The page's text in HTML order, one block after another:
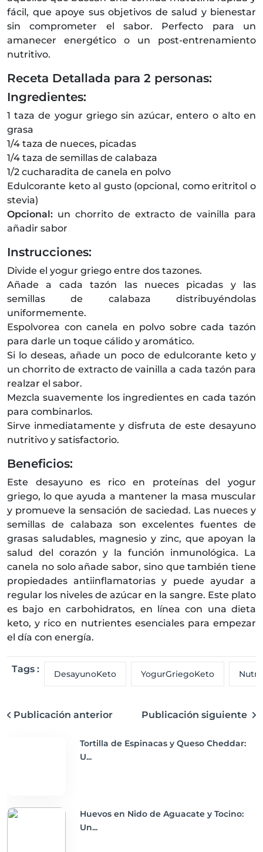
fácil, que apoye sus objetivos de salud y bienestar
sin comprometer el sabor. Perfecto para un
amanecer energético o un post-entrenamiento
nutritivo.
Receta Detallada para 2 personas:
Ingredientes:
1 taza de yogur griego sin azúcar, entero o alto en
grasa
1/4 taza de nueces, picadas
1/4 taza de semillas de calabaza
1/2 cucharadita de canela en polvo
Edulcorante keto al gusto (opcional, como eritritol o
stevia)
Opcional: un chorrito de extracto de vainilla para
añadir sabor
Instrucciones:
Divide el yogur griego entre dos tazones.
Añade a cada tazón las nueces picadas y las
semillas de calabaza distribuyéndolas
uniformemente.
Espolvorea con canela en polvo sobre cada tazón
para darle un toque cálido y aromático.
Si lo deseas, añade un poco de edulcorante keto y
un chorrito de extracto de vainilla a cada tazón para
realzar el sabor.
Mezcla suavemente los ingredientes en cada tazón
para combinarlos.
Sirve inmediatamente y disfruta de este desayuno
nutritivo y satisfactorio.
Beneficios:
Este desayuno es rico en proteínas del yogur
griego, lo que ayuda a mantener la masa muscular
y promueve la sensación de saciedad. Las nueces y
semillas de calabaza son excelentes fuentes de
grasas saludables, magnesio y zinc, que apoyan la
salud del corazón y la función inmunológica. La
canela no solo añade sabor, sino que también tiene
propiedades antiinflamatorias y puede ayudar a
regular los niveles de azúcar en la sangre. Este plato
es bajo en carbohidratos, en línea con una dieta
keto, y rico en nutrientes esenciales para empezar
el día con energía.
Tags : DesayunoKeto YogurGriegoKeto
Publicación anterior Publicación siguiente
Tortilla de Espinacas y Queso Cheddar:
U...
Huevos en Nido de Aguacate y Tocino:
Un...